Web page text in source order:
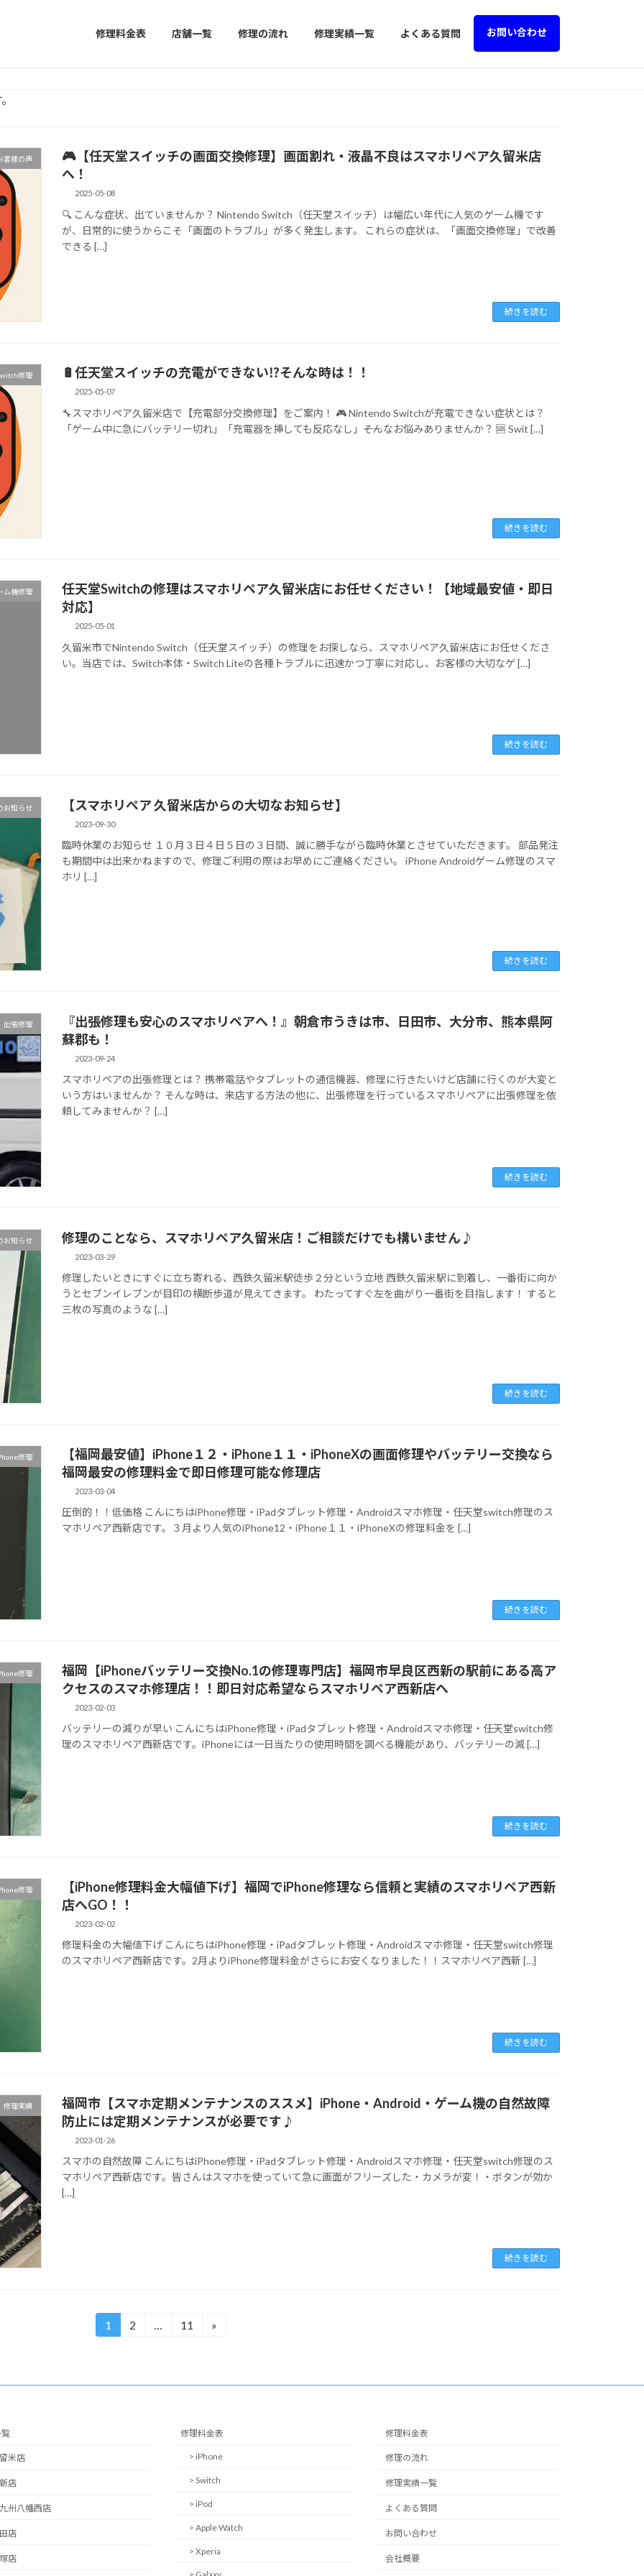
修理料金表 店舗一覧 修理の流れ 修理実績一覧 よくある質問 お問い合わせ
客様の声
🎮【任天堂スイッチの画面交換修理】画面割れ・液晶不良はスマホリペア久留米店
へ！
2025-05-08
🔍 こんな症状、出ていませんか？ Nintendo Switch（任天堂スイッチ）は幅広い年代に人気のゲーム機です
が、日常的に使うからこそ「画面のトラブル」が多く発生します。 これらの症状は、「画面交換修理」で改善
できる […]
続きを読む
修理 🔋任天堂スイッチの充電ができない⁉そんな時は！！
2025-05-07
🔧スマホリペア久留米店で【充電部分交換修理】をご案内！ 🎮 Nintendo Switchが充電できない症状とは？
「ゲーム中に急にバッテリー切れ」「充電器を挿しても反応なし」――そんなお悩みありませんか？ 🆘 Swit […]
続きを読む
ム機修理
任天堂Switchの修理はスマホリペア久留米店にお任せください！【地域最安値・即日
対応】
2025-05-01
久留米市でNintendo Switch（任天堂スイッチ）の修理をお探しなら、スマホリペア久留米店にお任せくださ
い。当店では、Switch本体・Switch Liteの各種トラブルに迅速かつ丁寧に対応し、お客様の大切なゲ […]
続きを読む
お知らせ 【スマホリペア 久留米店からの大切なお知らせ】
2023-09-30
臨時休業のお知らせ １０月３日４日５日の３日間、誠に勝手ながら臨時休業とさせていただきます。 部品発注
も期間中は出来かねますので、修理ご利用の際はお早めにご連絡ください。 iPhone Androidゲーム修理のスマ
ホリ […]
続きを読む
出張修理
『出張修理も安心のスマホリペアへ！』朝倉市うきは市、日田市、大分市、熊本県阿
蘇郡も！
2023-09-24
スマホリペアの出張修理とは？ 携帯電話やタブレットの通信機器、修理に行きたいけど店舗に行くのが大変と
いう方はいませんか？ そんな時は、来店する方法の他に、出張修理を行っているスマホリペアに出張修理を依
頼してみませんか？ […]
続きを読む
お知らせ 修理のことなら、スマホリペア久留米店！ご相談だけでも構いません♪
2023-03-29
修理したいときにすぐに立ち寄れる、西鉄久留米駅徒歩２分という立地 西鉄久留米駅に到着し、一番街に向か
うとセブンイレブンが目印の横断歩道が見えてきます。 わたってすぐ左を曲がり一番街を目指します！ すると
三枚の写真のような […]
続きを読む
修理
【福岡最安値】iPhone１２・iPhone１１・iPhoneXの画面修理やバッテリー交換なら
福岡最安の修理料金で即日修理可能な修理店
2023-03-04
圧倒的！！低価格 こんにちはiPhone修理・iPadタブレット修理・Androidスマホ修理・任天堂switch修理のス
マホリペア西新店です。３月より人気のiPhone12・iPhone１１・iPhoneXの修理料金を […]
続きを読む
修理
福岡【iPhoneバッテリー交換No.1の修理専門店】福岡市早良区西新の駅前にある高ア
クセスのスマホ修理店！！即日対応希望ならスマホリペア西新店へ
2023-02-03
バッテリーの減りが早い こんにちはiPhone修理・iPadタブレット修理・Androidスマホ修理・任天堂switch修
理のスマホリペア西新店です。iPhoneには一日当たりの使用時間を調べる機能があり、バッテリーの減 […]
続きを読む
修理
【iPhone修理料金大幅値下げ】福岡でiPhone修理なら信頼と実績のスマホリペア西新
店へGO！！
2023-02-02
修理料金の大幅値下げ こんにちはiPhone修理・iPadタブレット修理・Androidスマホ修理・任天堂switch修理
のスマホリペア西新店です。2月よりiPhone修理料金がさらにお安くなりました！！スマホリペア西新 […]
続きを読む
修理実績
福岡市【スマホ定期メンテナンスのススメ】iPhone・Android・ゲーム機の自然故障
防止には定期メンテナンスが必要です♪
2023-01-26
スマホの自然故障 こんにちはiPhone修理・iPadタブレット修理・Androidスマホ修理・任天堂switch修理のス
マホリペア西新店です。皆さんはスマホを使っていて急に画面がフリーズした・カメラが変！・ボタンが効か
[…]
続きを読む
固
1
固
2 …
固
11 »
米店
店
州八幡西店
店
店
修理料金表
> iPhone
> Switch
> iPod
> Apple Watch
> Xperia
修理料金表
修理の流れ
修理実績一覧
よくある質問
お問い合わせ
会社概要